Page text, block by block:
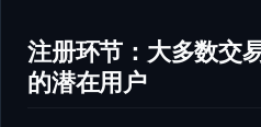
注册环节：大多数交
的潜在用户